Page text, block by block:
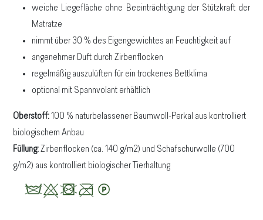
weiche Liegefläche ohne Beeinträchtigung der Stützkraft der
Matratze
nimmt über 30 % des Eigengewichtes an Feuchtigkeit auf
angenehmer Duft durch Zirbenflocken
regelmäßig auszulüften für ein trockenes Bettklima
optional mit Spannvolant erhältlich
Oberstoff:100 % naturbelassener Baumwoll-Perkal aus kontrolliert
biologischem Anbau
Füllung:Zirbenflocken (ca. 140 g/m2) und Schafschurwolle (700
g/m2) aus kontrolliert biologischer Tierhaltung